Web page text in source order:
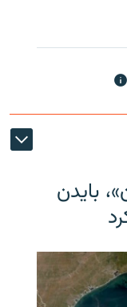
بایدن